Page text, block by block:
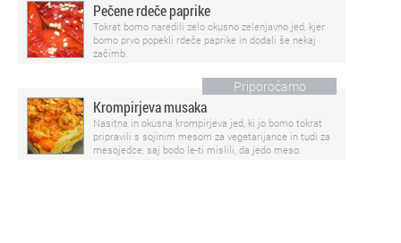
Pečene rdeče paprike
Tokrat bomo naredili zelo okusno zelenjavno jed, kjer
bomo prvo popekli rdeče paprike in dodali še nekaj
začimb.
Priporočamo
Krompirjeva musaka
Nasitna in okusna krompirjeva jed, ki jo bomo tokrat
pripravili s sojinim mesom za vegetarijance in tudi za
mesojedce, saj bodo le-ti mislili, da jedo meso.